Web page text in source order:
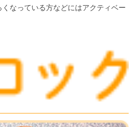
なっている方などにはアクティベー